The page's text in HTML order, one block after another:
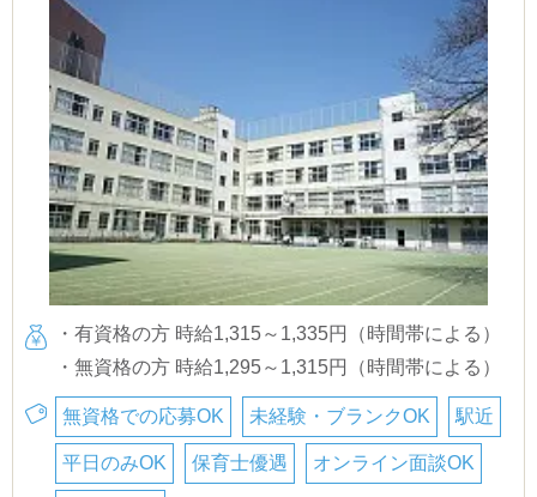
・有資格の方 時給1,315～1,335円（時間帯による）
・無資格の方 時給1,295～1,315円（時間帯による）
無資格での応募OK 未経験・ブランクOK 駅近
平日のみOK 保育士優遇 オンライン面談OK